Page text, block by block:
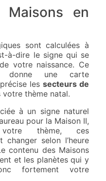
en
sont calculées à
à-dire le signe qui se
votre naissance. Ce
donne une carte
lessecteurs de
votre thème natal.
à un signe naturel
pour la Maison II,
thème, ces
changer selon l’heure
contenu des Maisons
et les planètes qui y
fortement votre